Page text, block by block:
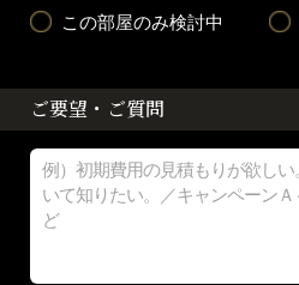
この部屋のみ検討中
ご要望・ご質問